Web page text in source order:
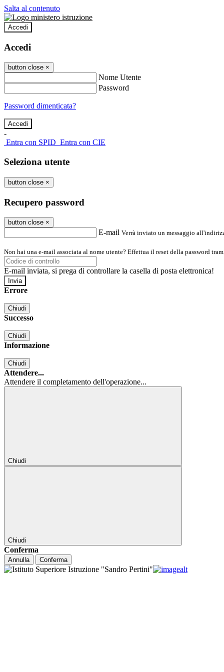
Salta al contenuto
Accedi
Accedi
button close ×
Nome Utente
Password
Password dimenticata?
-
Entra con SPID Entra con CIE
Seleziona utente
button close ×
Recupero password
button close ×
E-mail Verrà inviato un messaggio
Non hai una e-mail associata al nome utente? Effettua il reset della password
E-mail inviata, si prega di controllare la casella di posta elettronica!
Errore
Chiudi
Successo
Chiudi
Informazione
Chiudi
Attendere...
Attendere il completamento dell'operazione...
Chiudi
Chiudi
Conferma
Annulla Conferma